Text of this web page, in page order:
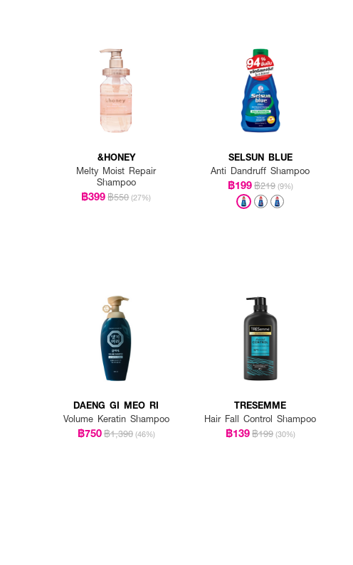
&HONEY
Melty Moist Repair
Shampoo
฿399฿550 (27%)
SELSUN BLUE
Anti Dandruff Shampoo
฿199฿219 (9%)
DAENG GI MEO RI
Volume Keratin Shampoo
฿750฿1,390 (46%)
TRESEMME
Hair Fall Control Shampoo
฿139฿199 (30%)